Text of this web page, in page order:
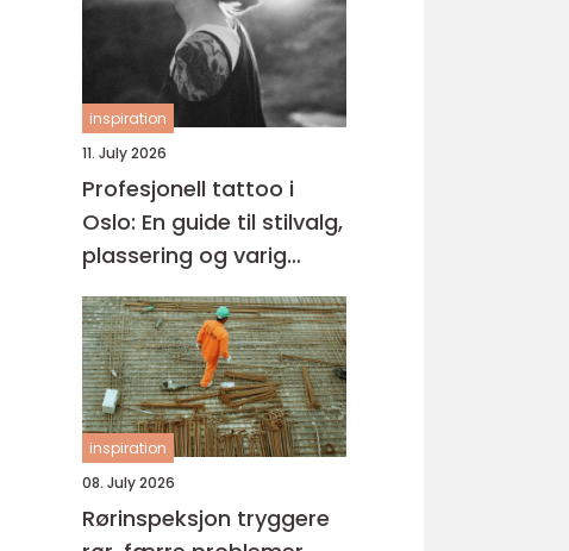
inspiration
11. July 2026
Profesjonell tattoo i
Oslo: En guide til stilvalg,
plassering og varig
kvalitet
inspiration
08. July 2026
Rørinspeksjon tryggere